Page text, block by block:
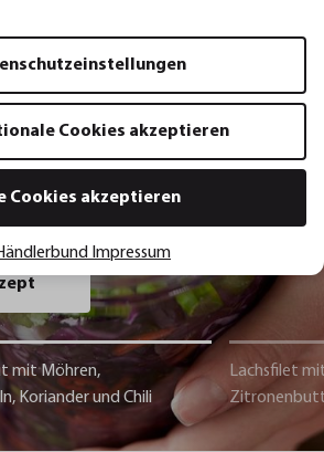
mit Möhren,
Koriander und
mit Möhren,
Koriander und Chili
Lachsfilet
Cookies akzeptieren
Cookies akzeptieren
Impressum